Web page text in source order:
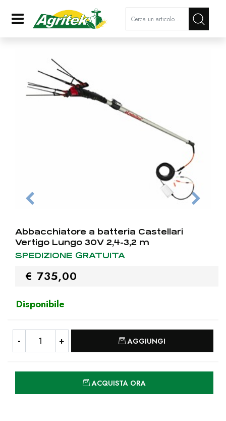
Open La modifica di un filtro
Abbacchiatore a batteria Castellari
Vertigo Lungo 30V 2,4-3,2 m
SPEDIZIONE GRATUITA
€ 735,00
Disponibile
AGGIUNGI
ACQUISTA ORA